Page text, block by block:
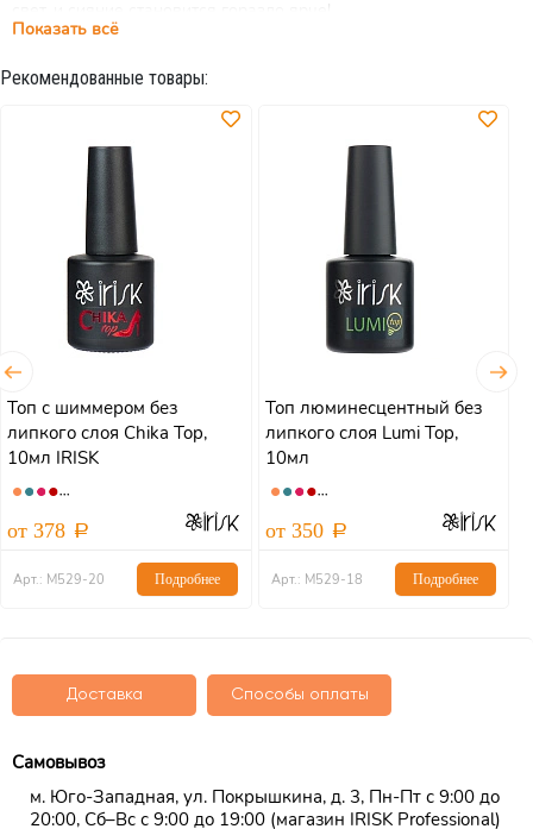
Плотность нанесения блесток выбирает мастер, тем самым
Выберите свой Air Top:
- мультиколор
- с эффектом голографического перелива (радужного)
Air Top – уникальный продукт, впервые представленный на
российском рынке! Топ украсит любой цвет и оттенок в вашей
коллекции гель-лаков и откроет новые горизонты
оригинальных творческих идей.
Показать всё
Рекомендованные товары:
Топ с шиммером без
липкого слоя Chika Top,
10мл IRISK
от 378
Арт.: М529-20 Подробнее
Топ люминесцентный без
липкого слоя Lumi Top,
10мл
от 350
Арт.: М529-18 Подробнее
Доставка Способы оплаты
Самовывоз
м. Юго-Западная, ул. Покрышкина, д. 3, Пн-Пт с 9:00 до
20:00, Сб–Вс с 9:00 до 19:00 (магазин IRISK Professional)